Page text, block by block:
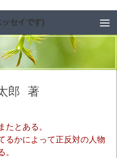
セイです)
郎 著
たとある。
るかによって正反対の人物
。